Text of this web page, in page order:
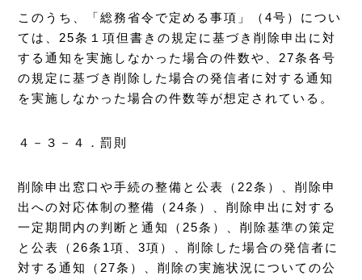
このうち、「総務省令で定める事項」（4号）につい
ては、25条１項但書きの規定に基づき削除申出に対
する通知を実施しなかった場合の件数や、27条各号
の規定に基づき削除した場合の発信者に対する通知
を実施しなかった場合の件数等が想定されている。
４－３－４．罰則
削除申出窓口や手続の整備と公表（22条）、削除申
出への対応体制の整備（24条）、削除申出に対する
一定期間内の判断と通知（25条）、削除基準の策定
と公表（26条1項、3項）、削除した場合の発信者に
対する通知（27条）、削除の実施状況についての公